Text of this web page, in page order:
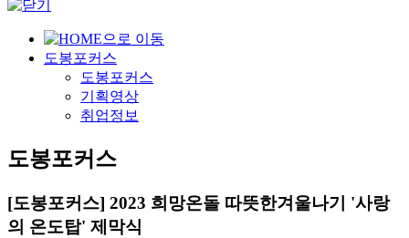
도봉포커스
도봉포커스
기획영상
취업정보
도봉포커스
[도봉포커스] 2023 희망온돌 따뜻한겨울나기 '사랑
의 온도탑' 제막식